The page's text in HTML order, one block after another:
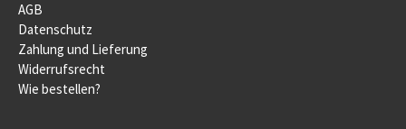
AGB
Datenschutz
Zahlung und Lieferung
Widerrufsrecht
Wie bestellen?